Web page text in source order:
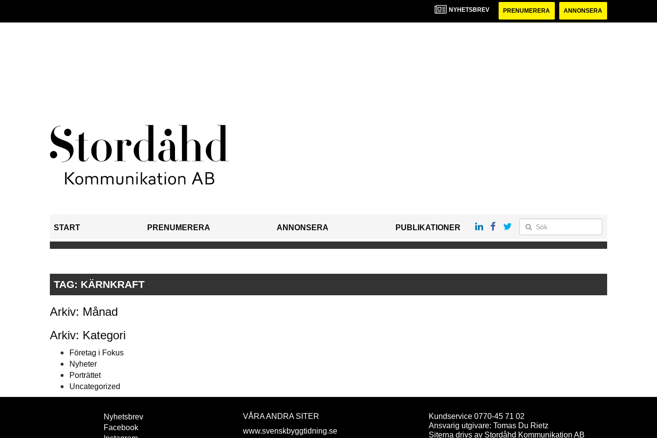
NYHETSBREV PRENUMERERA ANNONSERA
START PRENUMERERA ANNONSERA PUBLIKATIONER
TAG: KÄRNKRAFT
Arkiv: Månad
Arkiv: Kategori
Företag i Fokus
Nyheter
Porträttet
Uncategorized
Nyhetsbrev
Facebook
VÅRA ANDRA SITER
www.svenskbyggtidning.se
Kundservice 0770-45 71 02
Ansvarig utgivare: Tomas Du Rietz
Siterna drivs av Stordåhd Kommunikation AB